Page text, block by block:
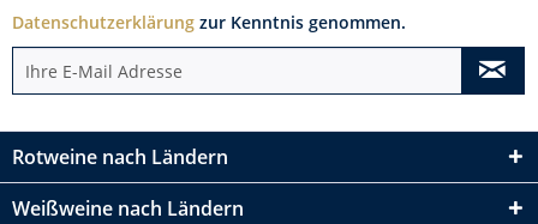
Datenschutzerklärung zur Kenntnis genommen.
Rotweine nach Ländern
Weißweine nach Ländern